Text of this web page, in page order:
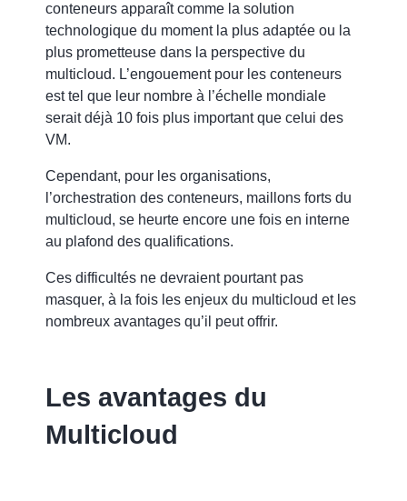
conteneurs apparaît comme la solution
technologique du moment la plus adaptée ou la
plus prometteuse dans la perspective du
multicloud. L’engouement pour les conteneurs
est tel que leur nombre à l’échelle mondiale
serait déjà 10 fois plus important que celui des
VM.
Cependant, pour les organisations,
l’orchestration des conteneurs, maillons forts du
multicloud, se heurte encore une fois en interne
au plafond des qualifications.
Ces difficultés ne devraient pourtant pas
masquer, à la fois les enjeux du multicloud et les
nombreux avantages qu’il peut offrir.
Les avantages du
Multicloud